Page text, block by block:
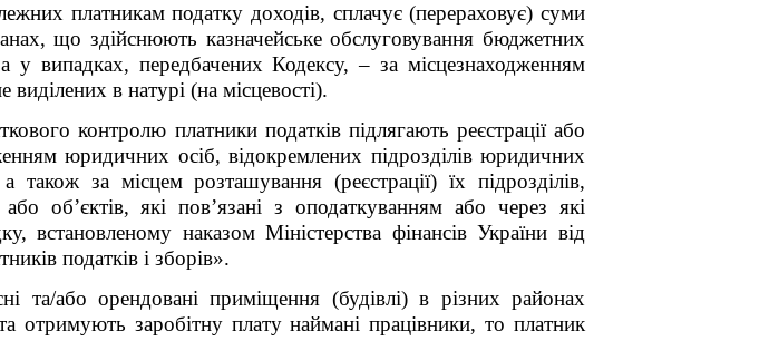
платникам податку доходів, сплачує (перераховує) суми
що здійснюють казначейське обслуговування бюджетних
а у випадках, передбачених Кодексу,– за місцезнаходженням
в натурі (на місцевості).
контролю платники податків підлягають реєстрації або
юридичних осіб, відокремлених підрозділів юридичних
за місцем розташування (реєстрації) їх підрозділів,
об’єктів, які пов’язані з оподаткуванням або через які
встановленому наказом Міністерства фінансів України від
податків і зборів».
та/або орендовані приміщення (будівлі) в різних районах
отримують заробітну плату наймані працівники, то платник